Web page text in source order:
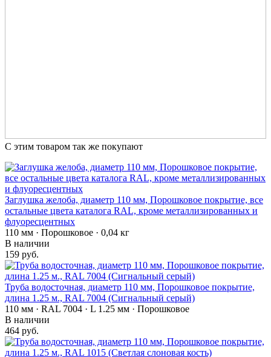
С этим товаром так же покупают
Заглушка желоба, диаметр 110 мм, Порошковое покрытие, все
остальные цвета каталога RAL, кроме металлизированных и
флуоресцентных
110 мм · Порошковое · 0,04 кг
В наличии
159 руб.
Труба водосточная, диаметр 110 мм, Порошковое покрытие,
длина 1.25 м., RAL 7004 (Сигнальный серый)
110 мм · RAL 7004 · L 1.25 мм · Порошковое
В наличии
464 руб.